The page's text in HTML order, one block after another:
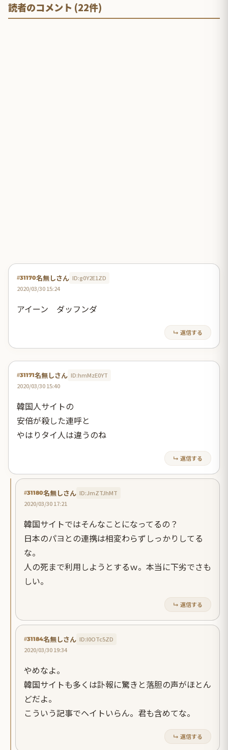
読者のコメント (22件)
#31170名無しさん ID:g0Y2E1ZD
2020/03/30 15:24
アイーン ダッフンダ
↳ 返信する
#31171名無しさん ID:hmMzE0YT
2020/03/30 15:40
韓国人サイトの
安倍が殺した連呼と
やはりタイ人は違うのね
↳ 返信する
#31180名無しさん ID:JmZTJhMT
2020/03/30 17:21
韓国サイトではそんなことになってるの？
日本のパヨとの連携は相変わらずしっかりしてる
な。
人の死まで利用しようとするｗ。本当に下劣でさも
しい。
↳ 返信する
#31184名無しさん ID:I0OTc5ZD
2020/03/30 19:34
やめなよ。
韓国サイトも多くは訃報に驚きと落胆の声がほとん
どだよ。
こういう記事でヘイトいらん。君も含めてな。
↳ 返信する